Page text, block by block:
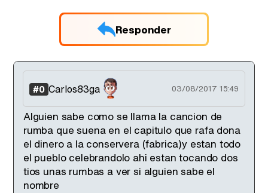
Responder
#0 Carlos83ga 03/08/2017 15:49
Alguien sabe como se llama la cancion de
rumba que suena en el capitulo que rafa dona
el dinero a la conservera (fabrica)y estan todo
el pueblo celebrandolo ahi estan tocando dos
tios unas rumbas a ver si alguien sabe el
nombre